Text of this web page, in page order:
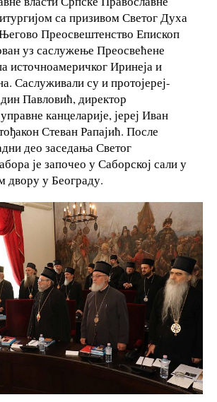
са призивом Светог Духа
Његово Преосвештенство Епископ
уз саслужење Преосвећене
источноамеричког Иринеја и
Саслуживали су и протојереј-
Павловић, директор
канцеларије, јереј Иван
Стеван Рапајић. После
део заседања Светог
је започео у Саборској сали у
двору у Београду.